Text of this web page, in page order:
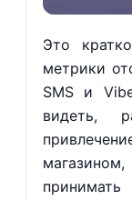
Это
метрики
SMS и
видеть,